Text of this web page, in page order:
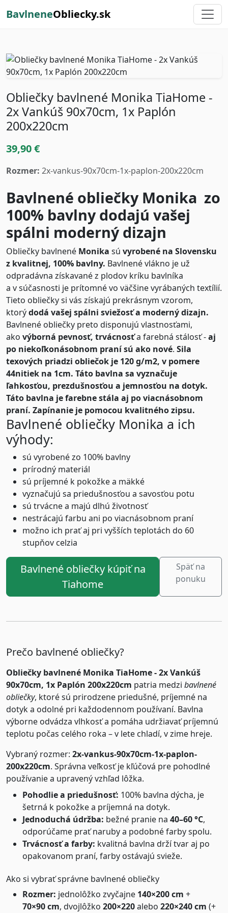
BavlneneObliecky.sk
Obliečky bavlnené Monika TiaHome -
2x Vankúš 90x70cm, 1x Paplón
200x220cm
39,90 €
Rozmer: 2x-vankus-90x70cm-1x-paplon-200x220cm
Bavlnené obliečky Monika zo
100% bavlny dodajú vašej
spálni moderný dizajn
Obliečky bavlnené Monika sú vyrobené na Slovensku
z kvalitnej, 100% bavlny. Bavlnené vlákno je už
odpradávna získavané z plodov kríku bavlníka
a v súčasnosti je prítomné vo väčšine vyrábaných textílií.
Tieto obliečky si vás získajú prekrásnym vzorom,
ktorýdodá vašej spálni sviežosť a moderný dizajn.
Bavlnené obliečky preto disponujú vlastnosťami,
ako výborná pevnosť, trvácnosťa farebná stálosť -aj
po niekoľkonásobnom praní sú ako nové. Sila
texových priadzi obliečok je 120 g/m2, v pomere
44nitiek na 1cm. Táto bavlna sa vyznačuje
ľahkosťou, prezdušnosťou a jemnosťou na dotyk.
Táto bavlna je farebne stála aj po viacnásobnom
praní. Zapínanie je pomocou kvalitného zipsu.
Bavlnené obliečky Monika a ich
výhody:
sú vyrobené zo 100% bavlny
prírodný materiál
sú príjemné k pokožke a mäkké
vyznačujú sa priedušnosťou a savosťou potu
sú trvácne a majú dlhú životnosť
nestrácajú farbu ani po viacnásobnom praní
možno ich prať aj pri vyšších teplotách do 60
stupňov celzia
Bavlnené obliečky kúpiť na
Tiahome
Späť na
ponuku
Prečo bavlnené obliečky?
Obliečky bavlnené Monika TiaHome - 2x Vankúš
90x70cm, 1x Paplón 200x220cm patria medzi bavlnené
obliečky, ktoré sú prirodzene priedušné, príjemné na
dotyk a odolné pri každodennom používaní. Bavlna
výborne odvádza vlhkosť a pomáha udržiavať príjemnú
teplotu počas celého roka – v lete chladí, v zime hreje.
Vybraný rozmer: 2x-vankus-90x70cm-1x-paplon-
200x220cm. Správna veľkosť je kľúčová pre pohodlné
používanie a upravený vzhľad lôžka.
Pohodlie a priedušnosť: 100% bavlna dýcha, je
šetrná k pokožke a príjemná na dotyk.
Jednoduchá údržba: bežné pranie na 40–60 °C,
odporúčame prať naruby a podobné farby spolu.
Trvácnosť a farby: kvalitná bavlna drží tvar aj po
opakovanom praní, farby ostávajú svieže.
Ako si vybrať správne bavlnené obliečky
Rozmer: jednolôžko zvyčajne 140×200 cm +
70×90 cm, dvojlôžko 200×220alebo 220×240 cm (+